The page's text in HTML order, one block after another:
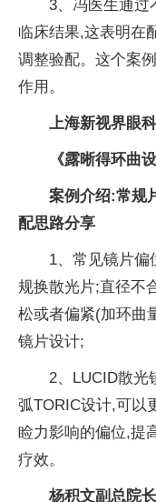
3、冯医生通过
临床结果,这表明在
调整验配。这个案
作用。
上海新视界眼
《露晰得环曲
案例介绍:常规
配思路分享
1、常见镜片偏
规换散光片;直径不
松或者偏紧(加环曲
镜片设计;
2、LUCID散光
弧TORIC设计,可以
睑力影响的偏位,提
疗效。
杨积文副总院